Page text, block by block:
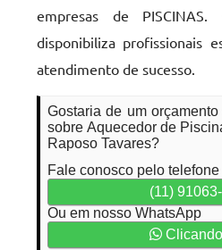
empresas de
disponibiliza profissionais
atendimento de sucesso.
Gostaria de um
sobre Aquecedor de
Raposo Tavares?
Fale conosco pelo telefone
(11)
Ou em nosso WhatsApp